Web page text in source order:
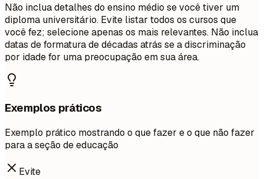
Não inclua detalhes do ensino médio se você tiver um
diploma universitário. Evite listar todos os cursos que
você fez; selecione apenas os mais relevantes. Não inclua
datas de formatura de décadas atrás se a discriminação
por idade for uma preocupação em sua área.
Exemplos práticos
Exemplo prático mostrando o que fazer e o que não fazer
para a seção de educação
Evite